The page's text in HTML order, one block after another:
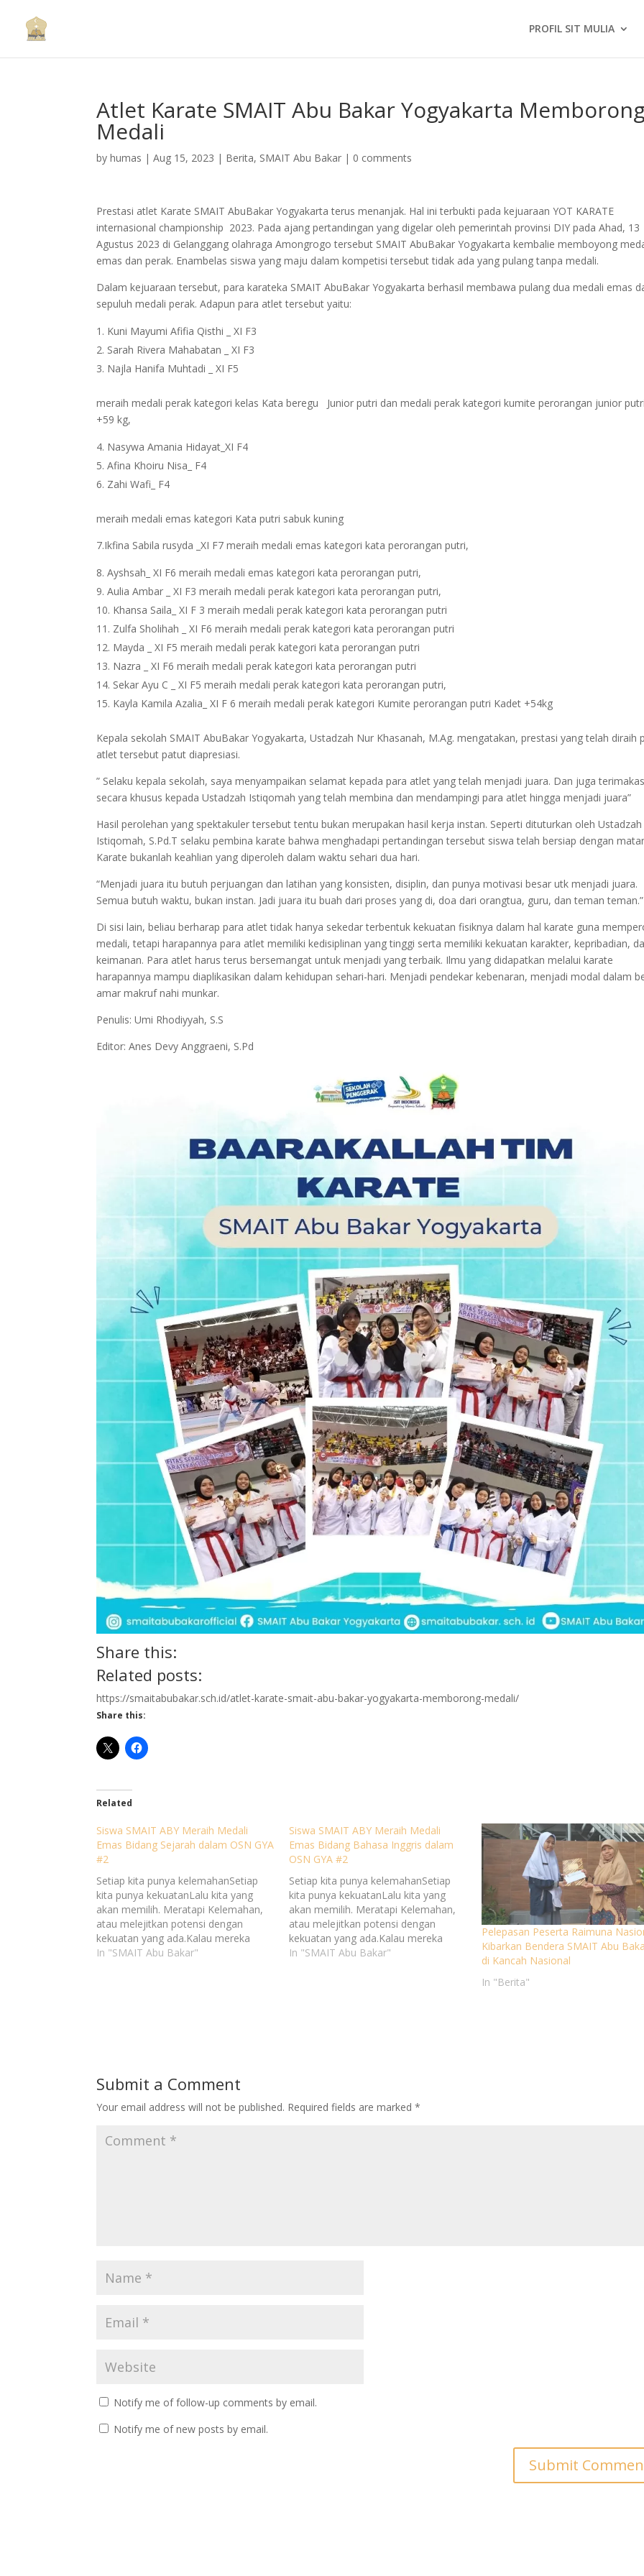
PROFIL SIT MULIA
Atlet Karate SMAIT Abu Bakar Yogyakarta
Medali
byhumas |Aug 15, 2023 | Berita, SMAIT Abu Bakar | 0 comments
Prestasi atlet Karate SMAIT AbuBakar Yogyakarta terus menanjak. Hal ini terbukti pada kejuaraan YOT KARATE
internasional championship 2023. Pada ajang pertandingan yang digelar oleh pemerintah provinsi DIY pada Ahad, 13
Agustus 2023 di Gelanggang olahraga Amongrogo tersebut SMAIT AbuBakar Yogyakarta kembalie memboyong
emas dan perak. Enambelas siswa yang maju dalam kompetisi tersebut tidak ada yang pulang tanpa medali.
Dalam kejuaraan tersebut, para karateka SMAIT AbuBakar Yogyakarta berhasil membawa pulang dua medali emas
sepuluh medali perak. Adapun para atlet tersebut yaitu:
Kuni Mayumi Afifia Qisthi _ XI F3
Sarah Rivera Mahabatan _ XI F3
Najla Hanifa Muhtadi _ XI F5
meraih medali perak kategori kelas Kata beregu Junior putri dan medali perak kategori kumite perorangan junior
+59 kg,
Nasywa Amania Hidayat_XI F4
Afina Khoiru Nisa_ F4
Zahi Wafi_ F4
meraih medali emas kategori Kata putri sabuk kuning
7.Ikfina Sabila rusyda _XI F7 meraih medali emas kategori kata perorangan putri,
Ayshsah_ XI F6 meraih medali emas kategori kata perorangan putri,
Aulia Ambar _ XI F3 meraih medali perak kategori kata perorangan putri,
Khansa Saila_ XI F 3 meraih medali perak kategori kata perorangan putri
Zulfa Sholihah _ XI F6 meraih medali perak kategori kata perorangan putri
Mayda _ XI F5 meraih medali perak kategori kata perorangan putri
Nazra _ XI F6 meraih medali perak kategori kata perorangan putri
Sekar Ayu C _ XI F5 meraih medali perak kategori kata perorangan putri,
Kayla Kamila Azalia_ XI F 6 meraih medali perak kategori Kumite perorangan putri Kadet +54kg
Kepala sekolah SMAIT AbuBakar Yogyakarta, Ustadzah Nur Khasanah, M.Ag. mengatakan, prestasi yang telah diraih
atlet tersebut patut diapresiasi.
” Selaku kepala sekolah, saya menyampaikan selamat kepada para atlet yang telah menjadi juara. Dan juga
secara khusus kepada Ustadzah Istiqomah yang telah membina dan mendampingi para atlet hingga menjadi juara”
Hasil perolehan yang spektakuler tersebut tentu bukan merupakan hasil kerja instan. Seperti dituturkan oleh Ustadzah
Istiqomah, S.Pd.T selaku pembina karate bahwa menghadapi pertandingan tersebut siswa telah bersiap dengan
Karate bukanlah keahlian yang diperoleh dalam waktu sehari dua hari.
“Menjadi juara itu butuh perjuangan dan latihan yang konsisten, disiplin, dan punya motivasi besar utk menjadi juara.
Semua butuh waktu, bukan instan. Jadi juara itu buah dari proses yang di, doa dari orangtua, guru, dan teman teman.”
Di sisi lain, beliau berharap para atlet tidak hanya sekedar terbentuk kekuatan fisiknya dalam hal karate guna
medali, tetapi harapannya para atlet memiliki kedisiplinan yang tinggi serta memiliki kekuatan karakter, kepribadian,
keimanan. Para atlet harus terus bersemangat untuk menjadi yang terbaik. Ilmu yang didapatkan melalui karate
harapannya mampu diaplikasikan dalam kehidupan sehari-hari. Menjadi pendekar kebenaran, menjadi modal dalam
amar makruf nahi munkar.
Penulis: Umi Rhodiyyah, S.S
Editor: Anes Devy Anggraeni, S.Pd
Share this:
Related posts:
https://smaitabubakar.sch.id/atlet-karate-smait-abu-bakar-yogyakarta-memborong-medali/
Share this:
Related
Siswa SMAIT ABY Meraih Medali
Emas Bidang Sejarah dalam OSN GYA
#2
Setiap kita punya kelemahanSetiap
kita punya kekuatanLalu kita yang
akan memilih. Meratapi Kelemahan,
atau melejitkan potensi dengan
kekuatan yang ada.Kalau mereka
bisa, kita pun pasti bisa. Insyaallah…”
In "SMAIT Abu Bakar"
Siswa SMAIT ABY Meraih Medali
Emas Bidang Bahasa Inggris dalam
OSN GYA #2
Setiap kita punya kelemahanSetiap
kita punya kekuatanLalu kita yang
akan memilih. Meratapi Kelemahan,
atau melejitkan potensi dengan
kekuatan yang ada.Kalau mereka
bisa, kita pun pasti bisa. Insyaallah…”
In "SMAIT Abu Bakar"
Pelepasan Peserta Raimuna
Kibarkan Bendera SMAIT Abu
di Kancah Nasional
In "Berita"
Submit a Comment
Your email address will not be published. Required fields are marked*
Notify me of follow-up comments by email.
Notify me of new posts by email.